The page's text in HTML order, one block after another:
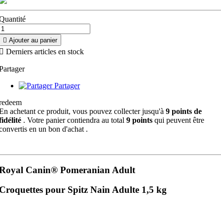
 Ajouter au panier
Derniers articles en stock
Partager
achetant ce produit, vous pouvez collecter jusqu'à 9 points de
. Votre panier contiendra au total 9 points qui peuvent être
en un bon d'achat .
Canin® Pomeranian Adult
pour Spitz Nain Adulte 1,5 kg